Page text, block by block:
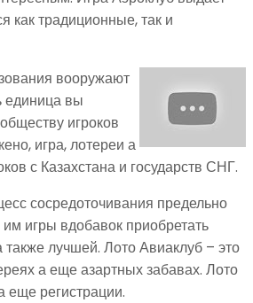
традиционные, так и
вооружают
единица вы
игроков
игра, лотереи а
с Казахстана и государств СНГ.
сосредоточивания предельно
игры вдобавок приобретать
лучшей. Лото Авиаклуб – это
а еще азартных забавах. Лото
еще регистрации.